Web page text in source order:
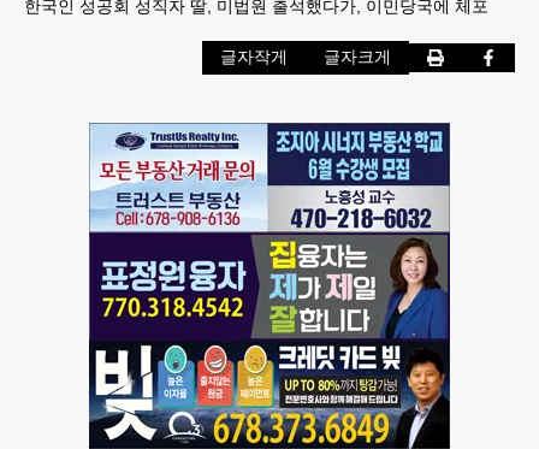
한국인 성공회 성직자 딸, 미법원 출석했다가, 이민당국에 체포
글자작게 글자크게